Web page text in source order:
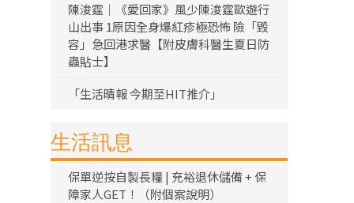
陳浚霆｜《愛回家》風少陳浚霆歐遊行
山出事 1原因全身爆紅疹極恐怖 險「毀
容」急回港求醫【附皮膚科醫生夏日防
蟲貼士】
「生活晴報 今期至HIT推介」
生活訊息
保單逆按自製長糧 | 充裕退休儲備 + 保
障家人GET！（附個案說明）